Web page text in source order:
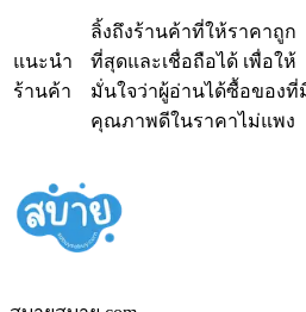
แนะนำ
ร้านค้า
ลิ้งถึงร้านค้าที่ให้ราคาถูก
ที่สุดและเชื่อถือได้ เพื่อให้
มั่นใจว่าผู้อ่านได้ซื้อของที่
คุณภาพดีในราคาไม่แพง